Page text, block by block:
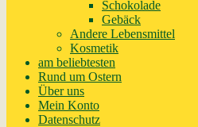
Schokolade
Gebäck
Andere Lebensmittel
Kosmetik
am beliebtesten
Rund um Ostern
Über uns
Mein Konto
Datenschutz